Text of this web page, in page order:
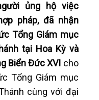
ủng hộ việc
pháp, đã nhận
Tổng Giám mục
tại Hoa Kỳ và
Biển Đức XVI cho
Tổng Giám mục
cùng với đại